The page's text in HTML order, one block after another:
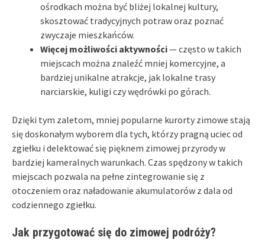
ośrodkach można być bliżej lokalnej kultury,
skosztować tradycyjnych potraw oraz poznać
zwyczaje mieszkańców.
Więcej możliwości aktywności— często w takich
miejscach można znaleźć mniej komercyjne, a
bardziej unikalne atrakcje, jak lokalne trasy
narciarskie, kuligi czy wędrówki po górach.
Dzięki tym zaletom, mniej popularne kurorty zimowe stają
się doskonałym wyborem dla tych, którzy pragną uciec od
zgiełku i delektować się pięknem zimowej przyrody w
bardziej kameralnych warunkach. Czas spędzony w takich
miejscach pozwala na pełne zintegrowanie się z
otoczeniem oraz naładowanie akumulatorów z dala od
codziennego zgiełku.
Jak przygotować się do zimowej podróży?